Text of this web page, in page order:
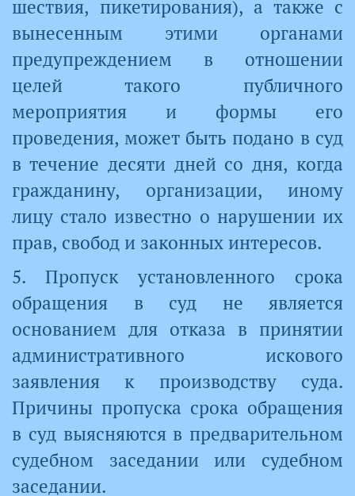
шествия, пикетирования), а также с
вынесенным этими органами
предупреждением в отношении
целей такого публичного
мероприятия и формы его
проведения, может быть подано в суд
в течение десяти дней со дня, когда
гражданину, организации, иному
лицу стало известно о нарушении их
прав, свобод и законных интересов.
5. Пропуск установленного срока
обращения в суд не является
основанием для отказа в принятии
административного искового
заявления к производству суда.
Причины пропуска срока обращения
в суд выясняются в предварительном
судебном заседании или судебном
заседании.